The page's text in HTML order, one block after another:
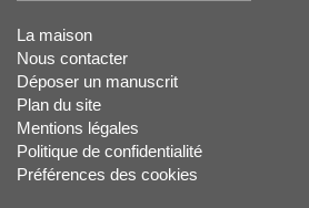
La maison
Nous contacter
Déposer un manuscrit
Plan du site
Mentions légales
Politique de confidentialité
Préférences des cookies